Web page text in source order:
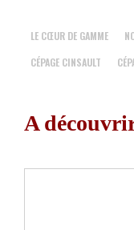
LE CŒUR DE GAMME
CÉPAGE CINSAULT
A